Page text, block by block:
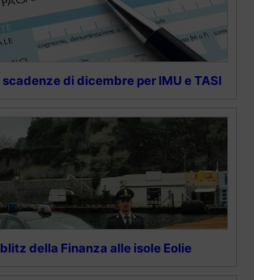
di dicembre per IMU e TASI
della Finanza alle isole Eolie